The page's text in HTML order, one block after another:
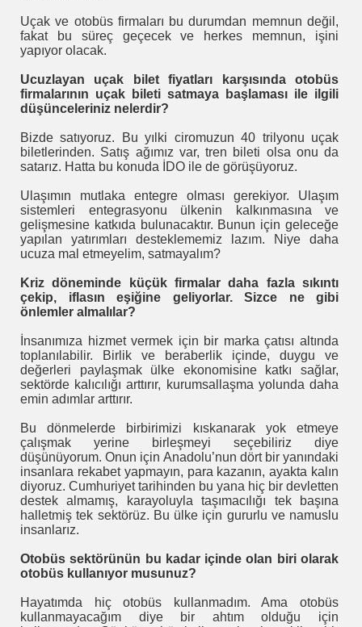
Uçak ve otobüs firmaları bu durumdan memnun değil,
fakat bu süreç geçecek ve herkes memnun, işini
yapıyor olacak.
Ucuzlayan uçak bilet fiyatları karşısında otobüs
firmalarının uçak bileti satmaya başlaması ile ilgili
düşünceleriniz nelerdir?
Bizde satıyoruz. Bu yılki ciromuzun 40 trilyonu uçak
biletlerinden. Satış ağımız var, tren bileti olsa onu da
satarız. Hatta bu konuda İDO ile de görüşüyoruz.
Ulaşımın mutlaka entegre olması gerekiyor. Ulaşım
sistemleri entegrasyonu ülkenin kalkınmasına ve
gelişmesine katkıda bulunacaktır. Bunun için geleceğe
yapılan yatırımları desteklememiz lazım. Niye daha
ucuza mal etmeyelim, satmayalım?
Kriz döneminde küçük firmalar daha fazla sıkıntı
çekip, iflasın eşiğine geliyorlar. Sizce ne gibi
önlemler almalılar?
İnsanımıza hizmet vermek için bir marka çatısı altında
toplanılabilir. Birlik ve beraberlik içinde, duygu ve
değerleri paylaşmak ülke ekonomisine katkı sağlar,
sektörde kalıcılığı arttırır, kurumsallaşma yolunda daha
emin adımlar arttırır.
Bu dönmelerde birbirimizi kıskanarak yok etmeye
çalışmak yerine birleşmeyi seçebiliriz diye
düşünüyorum. Onun için Anadolu’nun dört bir yanındaki
insanlara rekabet yapmayın, para kazanın, ayakta kalın
diyoruz. Cumhuriyet tarihinden bu yana hiç bir devletten
destek almamış, karayoluyla taşımacılığı tek başına
halletmiş tek sektörüz. Bu ülke için gururlu ve namuslu
insanlarız.
Otobüs sektörünün bu kadar içinde olan biri olarak
otobüs kullanıyor musunuz?
Hayatımda hiç otobüs kullanmadım. Ama otobüs
kullanmayacağım diye bir ahtım olduğu için
DESTEK VERELİM
Gözlüğü ile yağışta etkin görrüş